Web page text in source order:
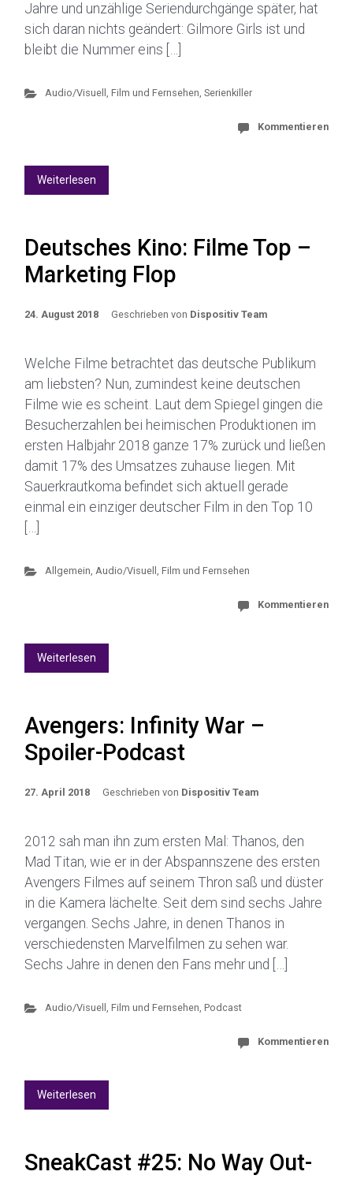
Jahre und unzählige Seriendurchgänge später, hat
sich daran nichts geändert: Gilmore Girls ist und
bleibt die Nummer eins […]
Audio/Visuell , Film und Fernsehen, Serienkiller
Kommentieren
Weiterlesen
Deutsches Kino: Filme Top –
Marketing Flop
24. August 2018 Geschrieben von Dispositiv Team
Welche Filme betrachtet das deutsche Publikum
am liebsten? Nun, zumindest keine deutschen
Filme wie es scheint. Laut dem Spiegel gingen die
Besucherzahlen bei heimischen Produktionen im
ersten Halbjahr 2018 ganze 17% zurück und ließen
damit 17% des Umsatzes zuhause liegen. Mit
Sauerkrautkoma befindet sich aktuell gerade
einmal ein einziger deutscher Film in den Top 10
[…]
Allgemein, Audio/Visuell , Film und Fernsehen
Kommentieren
Weiterlesen
Avengers: Infinity War –
Spoiler-Podcast
27. April 2018 Geschrieben von Dispositiv Team
2012 sah man ihn zum ersten Mal: Thanos, den
Mad Titan, wie er in der Abspannszene des ersten
Avengers Filmes auf seinem Thron saß und düster
in die Kamera lächelte. Seit dem sind sechs Jahre
vergangen. Sechs Jahre, in denen Thanos in
verschiedensten Marvelfilmen zu sehen war.
Sechs Jahre in denen den Fans mehr und […]
Audio/Visuell , Film und Fernsehen, Podcast
Kommentieren
Weiterlesen
SneakCast #25: No Way Out-